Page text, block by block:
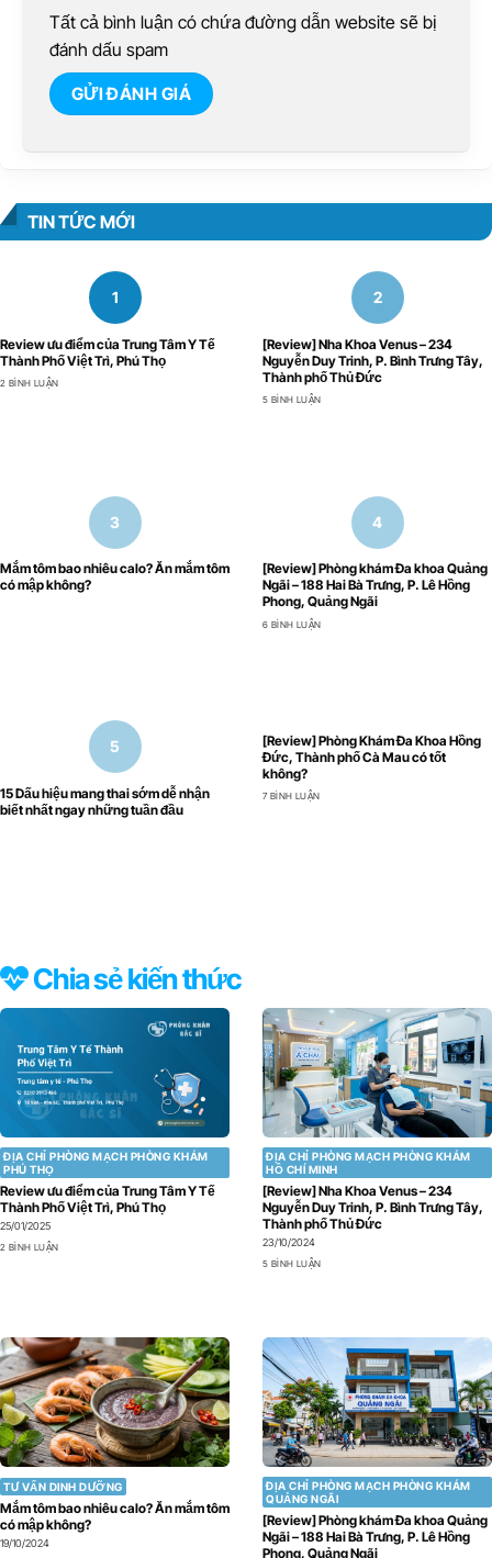
Tất cả bình luận có chứa đường dẫn website sẽ bị
đánh dấu spam
TIN TỨC MỚI
Review ưu điểm của Trung Tâm Y Tế
Thành Phố Việt Trì, Phú Thọ
2 BÌNH LUẬN
[Review] Nha Khoa Venus – 234
Nguyễn Duy Trinh, P. Bình Trưng Tây,
Thành phố Thủ Đức
5 BÌNH LUẬN
Mắm tôm bao nhiêu calo? Ăn mắm tôm
có mập không?
[Review] Phòng khám Đa khoa Quảng
Ngãi – 188 Hai Bà Trưng, P. Lê Hồng
Phong, Quảng Ngãi
6 BÌNH LUẬN
15 Dấu hiệu mang thai sớm dễ nhận
biết nhất ngay những tuần đầu
[Review] Phòng Khám Đa Khoa Hồng
Đức, Thành phố Cà Mau có tốt
không?
7 BÌNH LUẬN
Chia sẻ kiến thức
ĐỊA CHỈ PHÒNG MẠCH PHÒNG KHÁM
PHÚ THỌ
Review ưu điểm của Trung Tâm Y Tế
Thành Phố Việt Trì, Phú Thọ
25/01/2025
2 BÌNH LUẬN
ĐỊA CHỈ PHÒNG MẠCH PHÒNG KHÁM
HỒ CHÍ MINH
[Review] Nha Khoa Venus – 234
Nguyễn Duy Trinh, P. Bình Trưng Tây,
Thành phố Thủ Đức
23/10/2024
5 BÌNH LUẬN
TƯ VẤN DINH DƯỠNG
Mắm tôm bao nhiêu calo? Ăn mắm tôm
có mập không?
19/10/2024
ĐỊA CHỈ PHÒNG MẠCH PHÒNG KHÁM
QUẢNG NGÃI
[Review] Phòng khám Đa khoa Quảng
Ngãi – 188 Hai Bà Trưng, P. Lê Hồng
Phong, Quảng Ngãi